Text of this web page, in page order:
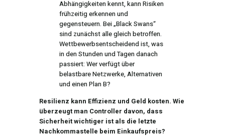
Abhängigkeiten kennt, kann Risiken
frühzeitig erkennen und
gegensteuern. Bei „Black Swans“
sind zunächst alle gleich betroffen.
Wettbewerbsentscheidend ist, was
in den Stunden und Tagen danach
passiert: Wer verfügt über
belastbare Netzwerke, Alternativen
und einen Plan B?
Resilienz kann Effizienz und Geld kosten. Wie
überzeugt man Controller davon, dass
Sicherheit wichtiger ist als die letzte
Nachkommastelle beim Einkaufspreis?